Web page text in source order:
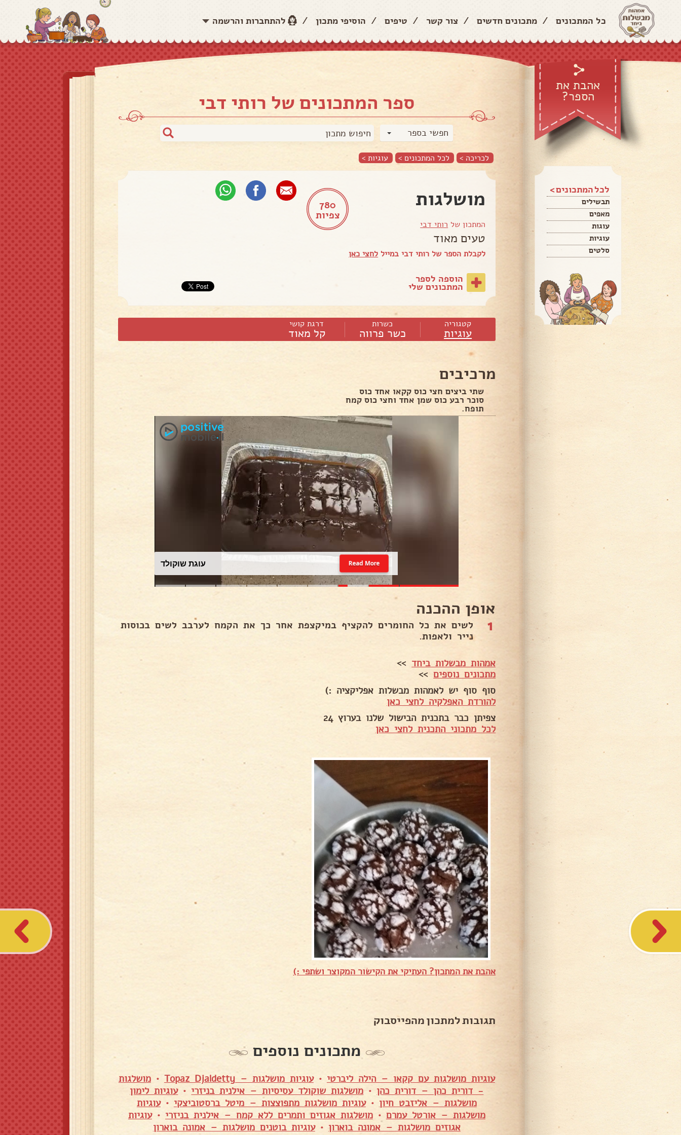
כל המתכונים / מתכונים חדשים / צור קשר / טיפים / הוסיפי מתכון / להתחברות והרשמה
אהבת את
הספר?
לכל המתכונים >
תבשילים
מאפים
עוגות
עוגיות
סלטים
ספר המתכונים של רותי דבי
חפשי בספר
לכריכה > לכל המתכונים > עוגיות >
780
צפיות
מושלגות
המתכון של רותי דבי
טעים מאוד
לקבלת הספר של רותי דבי במייל לחצי כאן
הוספה לספר
המתכונים שלי
קטגוריה
עוגיות
כשרות
כשר פרווה
דרגת קושי
קל מאוד
מרכיבים
שתי ביצים חצי כוס קקאו אחד כוס
סוכר רבע כוס שמן אחד וחצי כוס קמח
תופח.
עוגת שוקולד Read More
אופן ההכנה
1
לשים את כל החומרים להקציף במיקצפת אחר כך את הקמח לערבב לשים בכוסות
נייר ולאפות.
אמהות מבשלות ביחד >>
מתכונים נוספים>>
סוף סוף יש לאמהות מבשלות אפליקציה :)
להורדת האפלקיה לחצי כאן
צפיתן כבר בתכנית הבישול שלנו בערוץ 24
לכל מתכוני התכנית לחצי כאן
אהבת את המתכון? העתיקי את הקישור המקוצר ושתפי :)
תגובות למתכון מהפייסבוק
מתכונים נוספים
עוגיות מושלגות עם קקאו – הילה ליברטי •עוגיות מושלגות – Topaz Djaldetty •מושלגות
- דורית כהן – דורית כהן • מושלגות שוקולד עסיסיות – אילנית בניזרי •עוגיות לימון
מושלגות – אליזבט חיון •עוגיות מושלגות מתפוצצות – מיטל ברסטוביצקי •עוגיות
מושלגות – אורטל עמרם •מושלגות אגוזים ותמרים ללא קמח – אילנית בניזרי •עוגיות
אגוזים מושלגות – אמונה בוארון •עוגיות בוטנים מושלגות – אמונה בוארון